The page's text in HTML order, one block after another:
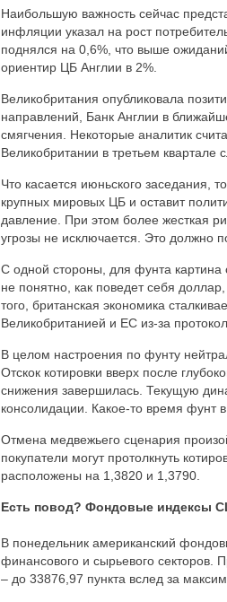
Наибольшую важность сейчас
инфляции указал на рост
поднялся на 0,6%, что выше
ориентир ЦБ Англии в 2%.
Великобритания опубликовала
направлений, Банк Англии в
смягчения. Некоторые аналитик
Великобритании в третьем
Что касается июньского заседания,
крупных мировых ЦБ и оставит
давление. При этом более жесткая
угрозы не исключается. Это должно
С одной стороны, для фунта картина
не понятно, как поведет себя
того, британская экономика
Великобританией и ЕС из-за
В целом настроения по фунту
Отскок котировки вверх после
снижения завершилась. Текущую
консолидации. Какое-то время фунт
Отмена медвежьего сценария
покупатели могут протолкнуть
расположены на 1,3820 и 1,3790.
Есть повод? Фондовые индексы
В понедельник американский
финансового и сырьевого секторов.
– до 33876,97 пункта вслед за